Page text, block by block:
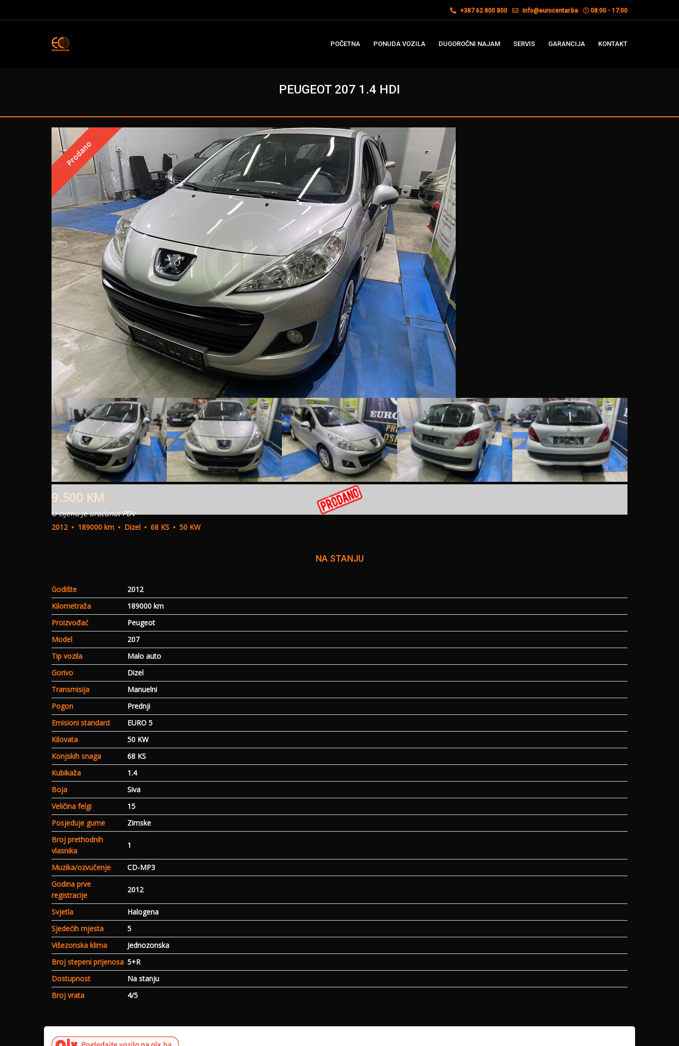
+387 62 800 800 info@eurocentar.ba 08:00 - 17:00
POČETNA PONUDA VOZILA DUGOROČNI NAJAM SERVIS GARANCIJA KONTAKT
PEUGEOT 207 1.4 HDI
Prodano
9.500 KM
U cijenu je uračunat PDV
2012
189000 km Dizel 68 KS 50 KW
NA STANJU
Godište
2012
Kilometraža
189000 km
Proizvođać
Peugeot
Model
207
Tip vozila
Malo auto
Gorivo
Dizel
Transmisija
Manuelni
Pogon
Prednji
Emisioni standard
EURO 5
Kilovata
50 KW
Konjskih snaga
68 KS
Kubikaža
1.4
Boja
Siva
Veličina felgi
15
Posjeduje gume
Zimske
Broj prethodnih
vlasnika
1
Muzika/ozvučenje
CD-MP3
Godina prve
registracije
2012
Svjetla
Halogena
Sjedećih mjesta
5
Višezonska klima
Jednozonska
Broj stepeni prijenosa 5+R
Dostupnost
Na stanju
Broj vrata
4/5